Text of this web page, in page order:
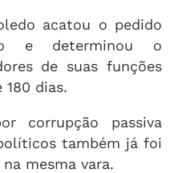
acatou o pedido
e determinou o
de suas funções
dias.
corrupção passiva
também já foi
mesma vara.